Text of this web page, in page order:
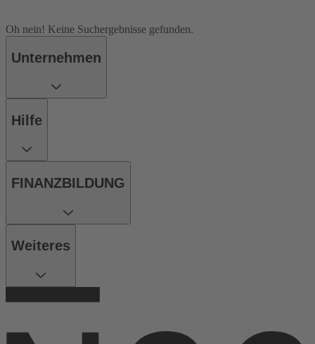
Oh nein! Keine Suchergebnisse gefunden.
Unternehmen
Hilfe
FINANZBILDUNG
Weiteres